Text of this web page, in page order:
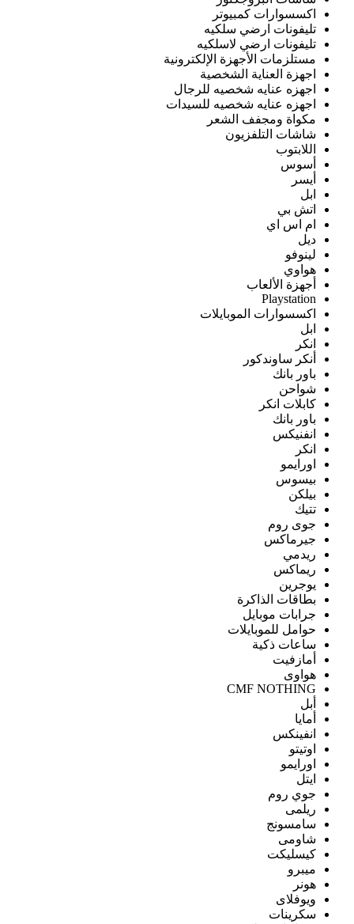
اكسسوارات كمبيوتر
تليفونات ارضي سلكيه
تليفونات ارضي لاسلكيه
مستلزمات الأجهزة الإلكترونية
اجهزة العناية الشخصية
اجهزه عنايه شخصيه للرجال
اجهزه عنايه شخصيه للسيدات
مكواة ومجفف الشعر
شاشات التلفزيون
اللابتوب
أسوس
أيسر
ابل
اتش بي
ام اس اي
ديل
لينوفو
هواوي
أجهزة الألعاب
Playstation
اكسسوارات الموبايلات
ابل
انكر
أنكر ساوندكور
باور بانك
شواحن
كابلات انكر
باور بانك
انفنيكس
انكر
اورايمو
بيسوس
بيلكن
تتيك
جوى روم
جيرماكس
ريدمي
ريماكس
يوجرين
بطاقات الذاكرة
جرابات موبايل
حوامل للموبايلات
ساعات ذكية
أمازفيت
هواوى
CMF NOTHING
أبل
أمايا
انفينكس
اوتيتو
اورايمو
ايتل
جوي روم
ريلمى
سامسونج
شاومى
كيسليكت
ميبرو
هونر
ويوفلاى
سكرينات